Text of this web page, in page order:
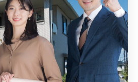
も安心な不動産売却の